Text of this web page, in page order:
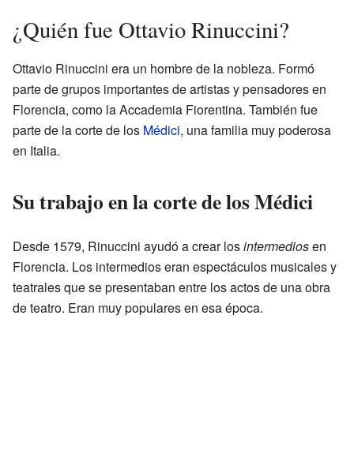
¿Quién fue Ottavio Rinuccini?
Ottavio Rinuccini era un hombre de la nobleza. Formó
parte de grupos importantes de artistas y pensadores en
Florencia, como la Accademia Fiorentina. También fue
parte de la corte de los Médici, una familia muy poderosa
en Italia.
Su trabajo en la corte de los Médici
Desde 1579, Rinuccini ayudó a crear losintermediosen
Florencia. Los intermedios eran espectáculos musicales y
teatrales que se presentaban entre los actos de una obra
de teatro. Eran muy populares en esa época.